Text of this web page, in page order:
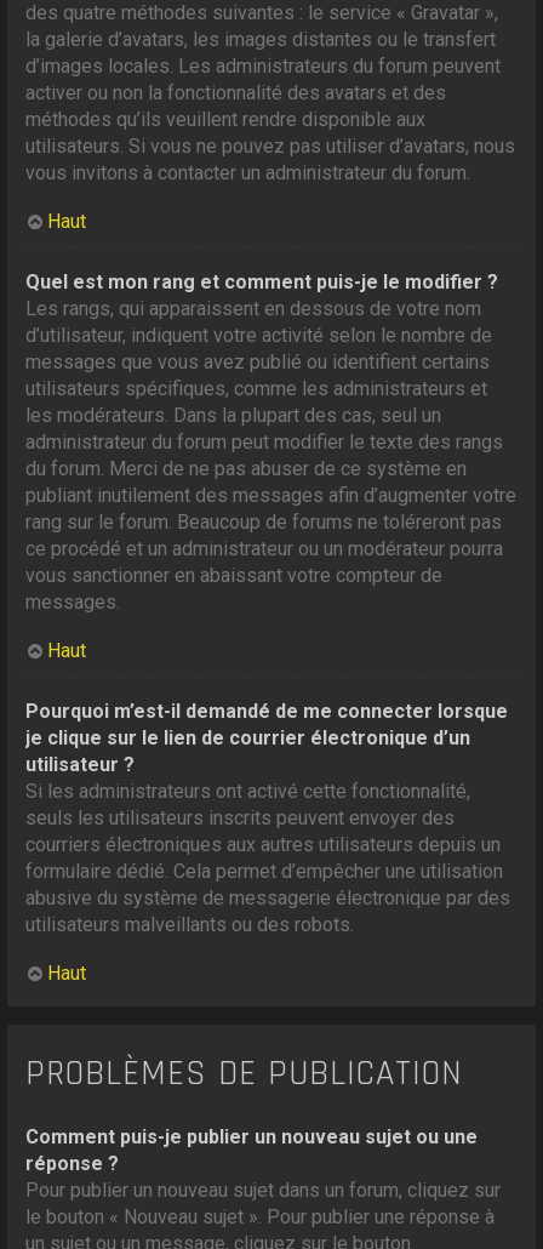
des quatre méthodes suivantes : le service « Gravatar »,
la galerie d’avatars, les images distantes ou le transfert
d’images locales. Les administrateurs du forum peuvent
activer ou non la fonctionnalité des avatars et des
méthodes qu’ils veuillent rendre disponible aux
utilisateurs. Si vous ne pouvez pas utiliser d’avatars, nous
vous invitons à contacter un administrateur du forum.
Haut
Quel est mon rang et comment puis-je le modifier ?
Les rangs, qui apparaissent en dessous de votre nom
d’utilisateur, indiquent votre activité selon le nombre de
messages que vous avez publié ou identifient certains
utilisateurs spécifiques, comme les administrateurs et
les modérateurs. Dans la plupart des cas, seul un
administrateur du forum peut modifier le texte des rangs
du forum. Merci de ne pas abuser de ce système en
publiant inutilement des messages afin d’augmenter votre
rang sur le forum. Beaucoup de forums ne toléreront pas
ce procédé et un administrateur ou un modérateur pourra
vous sanctionner en abaissant votre compteur de
messages.
Haut
Pourquoi m’est-il demandé de me connecter lorsque
je clique sur le lien de courrier électronique d’un
utilisateur ?
Si les administrateurs ont activé cette fonctionnalité,
seuls les utilisateurs inscrits peuvent envoyer des
courriers électroniques aux autres utilisateurs depuis un
formulaire dédié. Cela permet d’empêcher une utilisation
abusive du système de messagerie électronique par des
utilisateurs malveillants ou des robots.
Haut
PROBLÈMES DE PUBLICATION
Comment puis-je publier un nouveau sujet ou une
réponse ?
Pour publier un nouveau sujet dans un forum, cliquez sur
le bouton « Nouveau sujet ». Pour publier une réponse à
un sujet ou un message, cliquez sur le bouton